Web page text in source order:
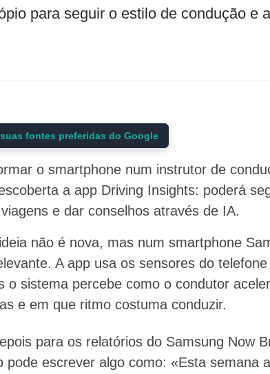
para seguir o estilo de condução e
fontes preferidas do Google
o smartphone num instrutor de
a app Driving Insights: poderá
e dar conselhos através de IA.
não é nova, mas num smartphone
A app usa os sensores do
o sistema percebe como o condutor
e em que ritmo costuma conduzir.
para os relatórios do Samsung Now
pode escrever algo como: «Esta semana